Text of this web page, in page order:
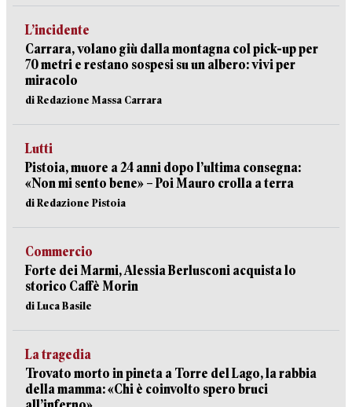
L’incidente
Carrara, volano giù dalla montagna col pick-up per
70 metri e restano sospesi su un albero: vivi per
miracolo
di Redazione Massa Carrara
Lutti
Pistoia, muore a 24 anni dopo l’ultima consegna:
«Non mi sento bene» – Poi Mauro crolla a terra
di Redazione Pistoia
Commercio
Forte dei Marmi, Alessia Berlusconi acquista lo
storico Caffè Morin
di Luca Basile
La tragedia
Trovato morto in pineta a Torre del Lago, la rabbia
della mamma: «Chi è coinvolto spero bruci